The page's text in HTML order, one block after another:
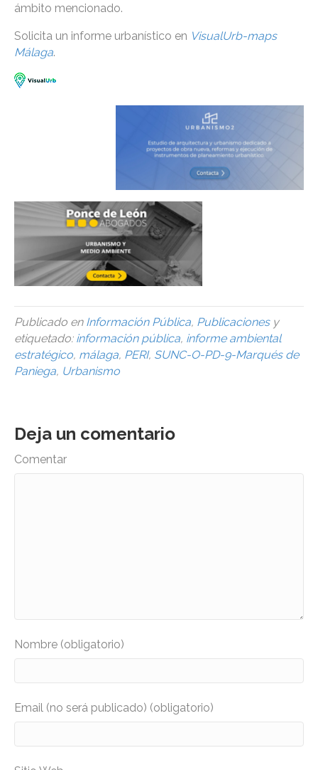
ámbito mencionado.
Solicita un informe urbanístico en VisualUrb-maps
Málaga.
Publicado en Información Pública, Publicacionesy
etiquetado: información pública, informe ambiental
estratégico, málaga, PERI, SUNC-O-PD-9-Marqués de
Paniega, Urbanismo
Deja un comentario
Comentar
Nombre (obligatorio)
Email (no será publicado) (obligatorio)